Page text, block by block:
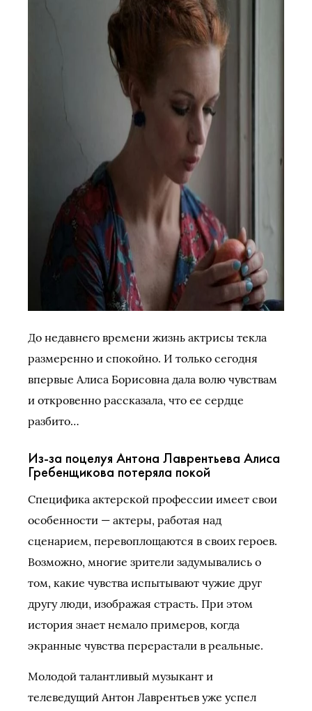
До недавнего времени жизнь актрисы текла
размеренно и спокойно. И только сегодня
впервые Алиса Борисовна дала волю чувствам
и откровенно рассказала, что ее сердце
разбито…
Из-за поцелуя Антона Лаврентьева Алиса
Гребенщикова потеряла покой
Специфика актерской профессии имеет свои
особенности — актеры, работая над
сценарием, перевоплощаются в своих героев.
Возможно, многие зрители задумывались о
том, какие чувства испытывают чужие друг
другу люди, изображая страсть. При этом
история знает немало примеров, когда
экранные чувства перерастали в реальные.
Молодой талантливый музыкант и
телеведущий Антон Лаврентьев уже успел